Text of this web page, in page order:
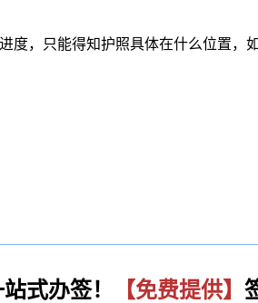
，只能得知护照具体在什么位置，
式办签！ 【免费提供】